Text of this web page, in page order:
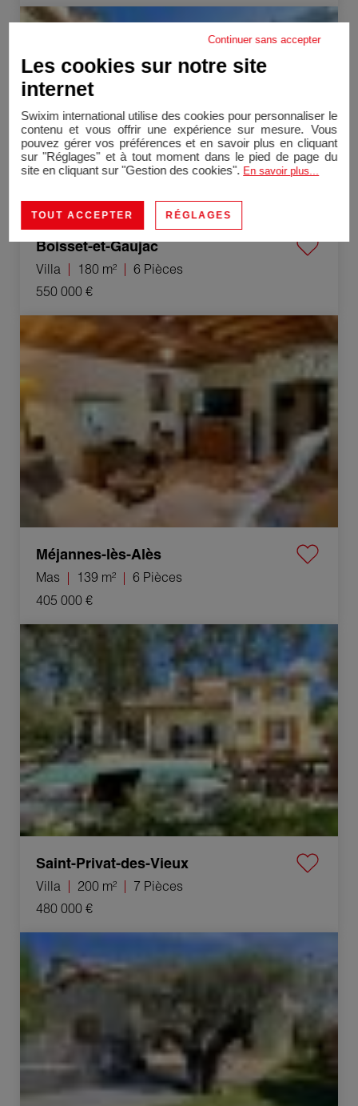
Vente Villa Boisset-et-Gaujac 6 Pièces 180 m²
Boisset-et-Gaujac
Villa 180 m²
6 Pièces
550 000 €
Vente Mas Méjannes-lès-Alès 6 Pièces 139 m²
Méjannes-lès-Alès
Mas 139 m²
6 Pièces
405 000 €
Vente Villa Saint-Privat-des-Vieux 7 Pièces 200 m²
Saint-Privat-des-Vieux
Villa 200 m²
7 Pièces
480 000 €
Vente Villa Boisset-et-Gaujac 7 Pièces 192 m²
Continuer sans accepter
Les cookies sur notre site
internet
Swixim international utilise des cookies pour personnaliser le
contenu et vous offrir une expérience sur mesure. Vous
pouvez gérer vos préférences et en savoir plus en cliquant
sur "Réglages" et à tout moment dans le pied de page du
site en cliquant sur "Gestion des cookies". En savoir plus...
TOUT ACCEPTER RÉGLAGES